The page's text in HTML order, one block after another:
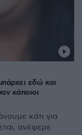
εδώ και
κάποιοι
κάτι για
ανέφερε